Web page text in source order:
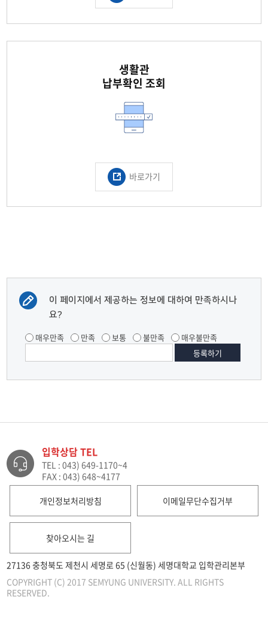
생활관
납부확인 조회
바로가기
이 페이지에서 제공하는 정보에 대하여 만족하시나
요?
매우만족 만족 보통 불만족 매우불만족
입학상담 TEL
TEL : 043) 649-1170~4
FAX : 043) 648~4177
개인정보처리방침 이메일무단수집거부
찾아오시는 길
27136 충청북도 제천시 세명로 65 (신월동) 세명대학교 입학관리본부
COPYRIGHT (C) 2017 SEMYUNG UNIVERSITY. ALL RIGHTS
RESERVED.